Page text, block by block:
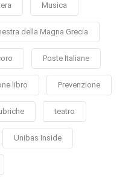
Musica
della Magna Grecia
Poste Italiane
libro Prevenzione
teatro
Unibas Inside